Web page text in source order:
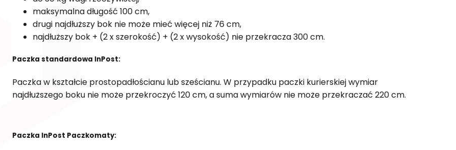
maksymalna długość 100 cm,
drugi najdłuższy bok nie może mieć więcej niż 76 cm,
najdłuższy bok + (2 x szerokość) + (2 x wysokość) nie przekracza 300 cm.
Paczka standardowa InPost:
Paczka w kształcie prostopadłościanu lub sześcianu. W przypadku paczki kurierskiej wymiar
najdłuższego boku nie może przekroczyć 120 cm, a suma wymiarów nie może przekraczać 220 cm.
Paczka InPost Paczkomaty: